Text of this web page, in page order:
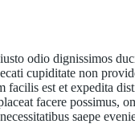
odio dignissimos
cupiditate non
facilis est et expedita
facere possimus,
saepe